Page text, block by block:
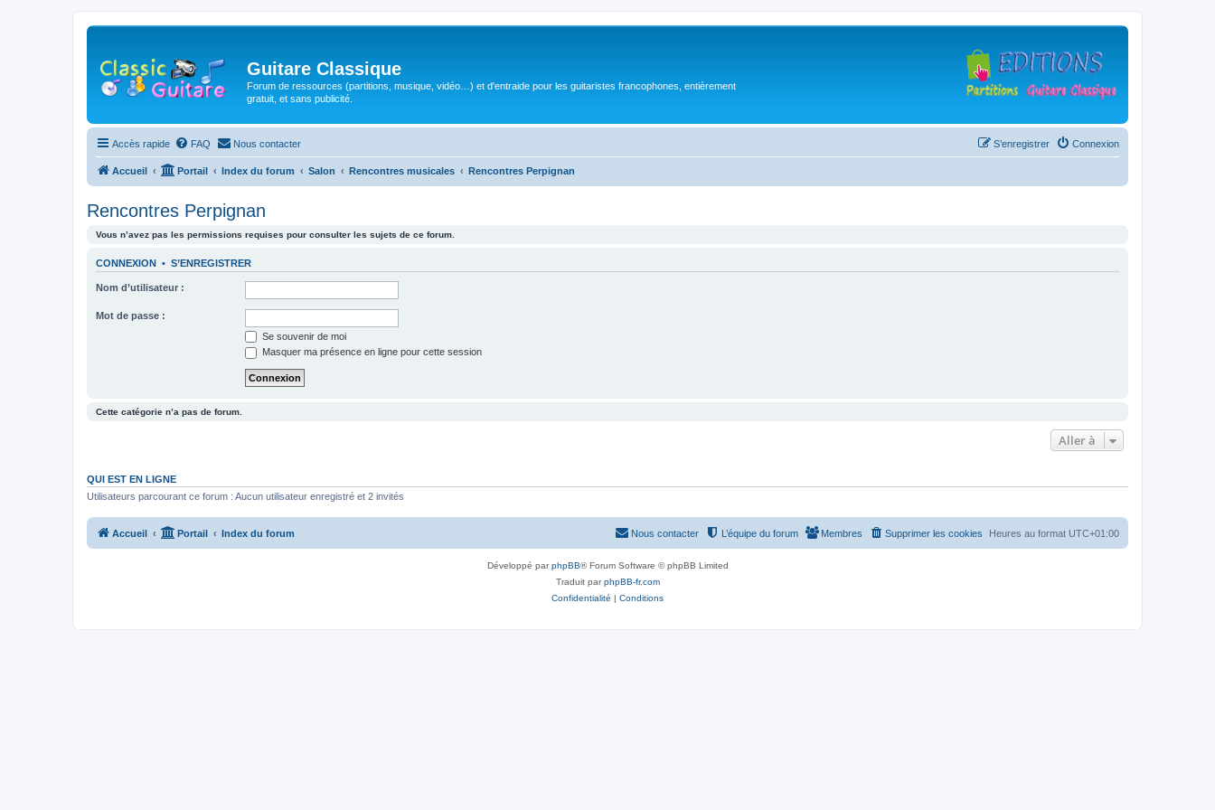
Guitare Classique
Forum de ressources (partitions, musique, vidéo…) et d'entraide pour les guitaristes francophones, entièrement
gratuit, et sans publicité.
Accès rapide FAQ Nous contacter Connexion
S’enregistrer
Accueil Portail Index du forum Salon Rencontres musicales Rencontres Perpignan
Rencontres Perpignan
Vous n’avez pas les permissions requises pour consulter les sujets de ce forum.
CONNEXION • S’ENREGISTRER
Nom d’utilisateur :
Mot de passe :
Se souvenir de moi
Masquer ma présence en ligne pour cette session
Cette catégorie n’a pas de forum.
Aller à
QUI EST EN LIGNE
Utilisateurs parcourant ce forum : Aucun utilisateur enregistré et 2 invités
Accueil Portail Index du forum Heures au format UTC+01:00
Supprimer les cookies
Membres
L’équipe du forum
Nous contacter
Développé parphpBB® Forum Software © phpBB Limited
Traduit parphpBB-fr.com
Confidentialité | Conditions